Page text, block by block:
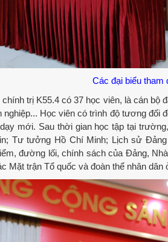
Các đại biểu tham
trị K55.4 có 37 học viên, là cán bộ
Học viên có trình độ tương đối
mới. Sau thời gian học tập tại
Tư tưởng Hồ Chí Minh; Lịch sử
đường lối, chính sách của Đảng,
Mặt trận Tổ quốc và đoàn thể nhân